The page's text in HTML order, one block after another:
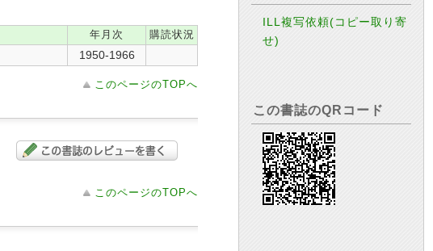
年月次 購読状況
1950-1966
このページのTOPへ
このページのTOPへ
ILL複写依頼(コピー取り寄
せ)
この書誌のQRコード